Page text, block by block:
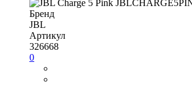
Бренд
JBL
Артикул
326668
0